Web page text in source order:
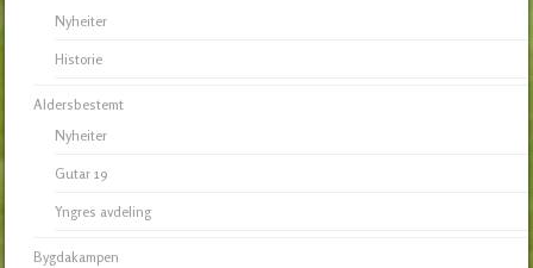
Nyheiter
Historie
Aldersbestemt
Nyheiter
Gutar 19
Yngres avdeling
Bygdakampen